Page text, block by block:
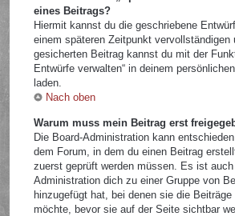
eines Beitrags?
Hiermit kannst du die geschriebene
einem späteren Zeitpunkt vervollständigen
gesicherten Beitrag kannst du mit der
Entwürfe verwalten“ in deinem
laden.
Nach oben
Warum muss mein Beitrag erst
Die Board-Administration kann
dem Forum, in dem du einen Beitrag
zuerst geprüft werden müssen. Es ist
Administration dich zu einer Gruppe von
hinzugefügt hat, bei denen sie die
möchte, bevor sie auf der Seite sichtbar